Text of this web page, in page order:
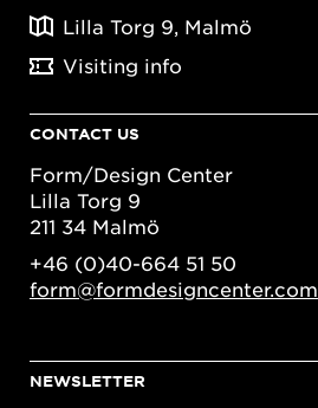
Lilla Torg 9, Malmö
Visiting info
CONTACT US
Form/Design Center
Lilla Torg 9
211 34 Malmö
+46 (0)40-664 51 50
form@formdesigncenter.com
NEWSLETTER